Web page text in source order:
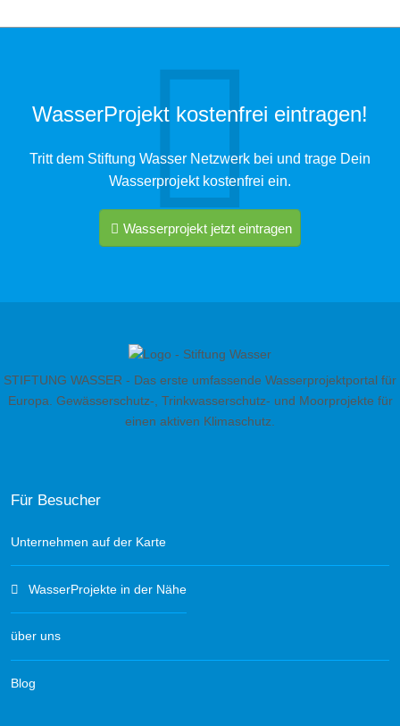
WasserProjekt kostenfrei eintragen!
Tritt dem Stiftung Wasser Netzwerk bei und trage Dein
Wasserprojekt kostenfrei ein.
Wasserprojekt jetzt eintragen
STIFTUNG WASSER - Das erste umfassende Wasserprojektportal für
Europa. Gewässerschutz-, Trinkwasserschutz- und Moorprojekte für
einen aktiven Klimaschutz.
Für Besucher
Unternehmen auf der Karte
WasserProjekte in der Nähe
über uns
Blog